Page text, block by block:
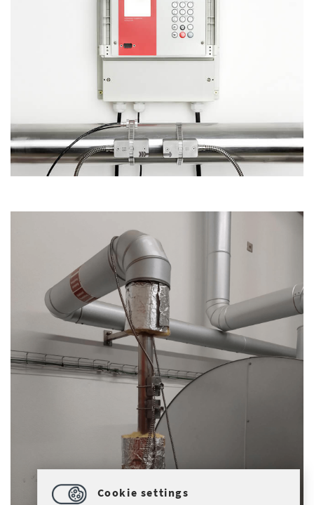
Cookie settings